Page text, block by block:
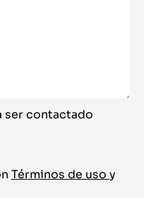
ser contactado
Términos de uso y